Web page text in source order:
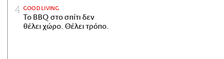
GOOD LIVING
Το BBQ στο σπίτι δεν
θέλει χώρο. Θέλει τρόπο.